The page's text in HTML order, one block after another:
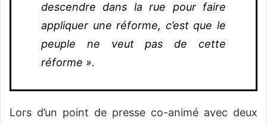
descendre dans la rue pour faire
appliquer une réforme, c’est que le
peuple ne veut pas de cette
réforme ».
Lors d’un point de presse co-animé avec deux